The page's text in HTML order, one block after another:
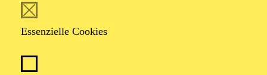
Essenzielle Cookies